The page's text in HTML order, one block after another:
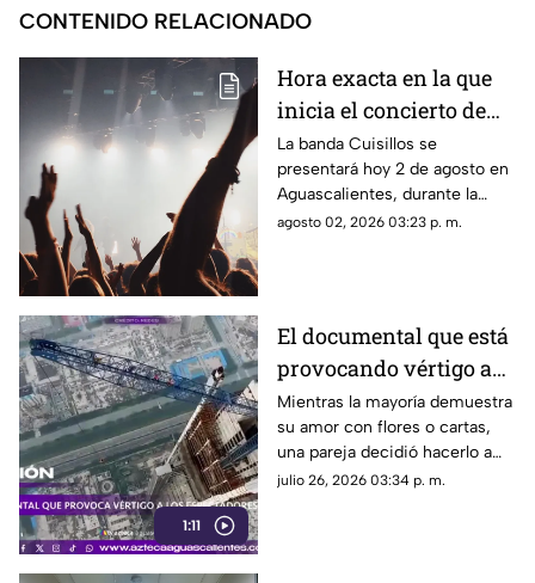
CONTENIDO RELACIONADO
Hora exacta en la que
inicia el concierto de
Cuisillos en
Aguascalientes hoy 2
de agosto
La banda Cuisillos se
presentará hoy 2 de agosto en
Aguascalientes, durante la
feria en Jesús María; te
agosto 02, 2026 03:23 p. m.
1:11
El documental que está
provocando vértigo a
los espectadores
Mientras la mayoría demuestra
su amor con flores o cartas,
una pareja decidió hacerlo a
cientos de metros de altura,
julio 26, 2026 03:34 p. m.